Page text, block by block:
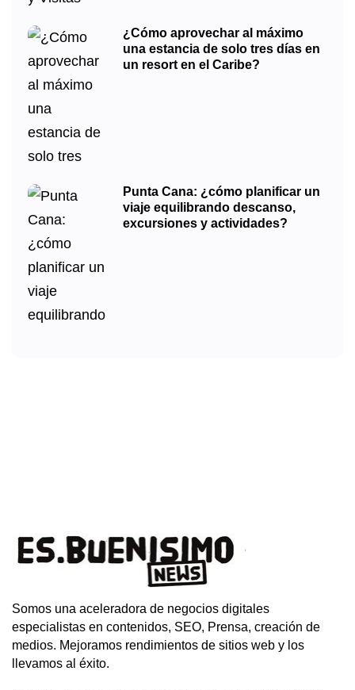
¿Cómo aprovechar al máximo
una estancia de solo tres días en
un resort en el Caribe?
Punta Cana: ¿cómo planificar un
viaje equilibrando descanso,
excursiones y actividades?
Somos una aceleradora de negocios digitales
especialistas en contenidos, SEO, Prensa, creación de
medios. Mejoramos rendimientos de sitios web y los
llevamos al éxito.